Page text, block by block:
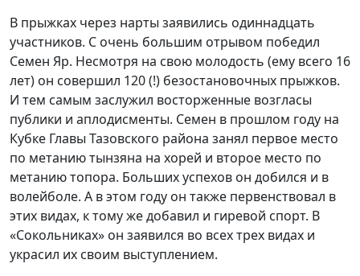
В прыжках через нарты заявились одиннадцать
участников. С очень большим отрывом победил
Семен Яр. Несмотря на свою молодость (ему всего 16
лет) он совершил 120 (!) безостановочных прыжков.
И тем самым заслужил восторженные возгласы
публики и аплодисменты. Семен в прошлом году на
Кубке Главы Тазовского района занял первое место
по метанию тынзяна на хорей и второе место по
метанию топора. Больших успехов он добился и в
волейболе. А в этом году он также первенствовал в
этих видах, к тому же добавил и гиревой спорт. В
«Сокольниках» он заявился во всех трех видах и
украсил их своим выступлением.